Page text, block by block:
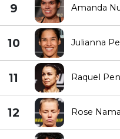
9 Amanda
10 Julianna
11 Raquel
12 Rose